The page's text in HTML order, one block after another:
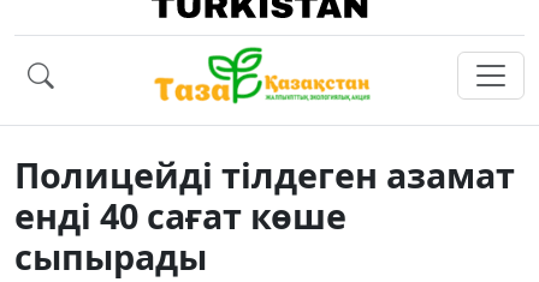
Полицейді тілдеген азамат
енді 40 сағат көше
сыпырады